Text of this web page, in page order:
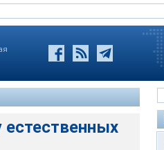
состоится
выступит вице-